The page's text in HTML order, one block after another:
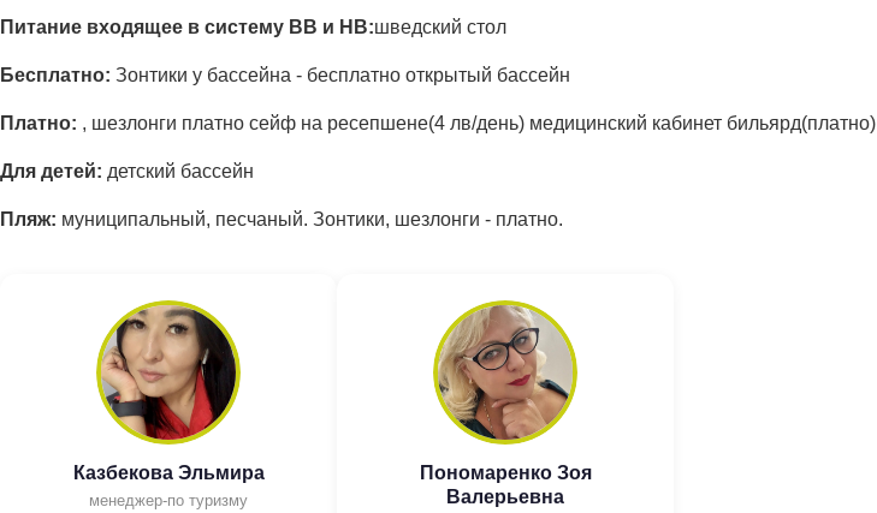
Питание входящее в систему ВВ и НВ:шведский стол
Бесплатно: Зонтики у бассейна - бесплатно открытый бассейн
Платно: , шезлонги платно сейф на ресепшене(4 лв/день) медицинский кабинет бильярд(платно)
Для детей: детский бассейн
Пляж: муниципальный, песчаный. Зонтики, шезлонги - платно.
Казбекова Эльмира
менеджер-по туризму
Пономаренко Зоя
Валерьевна